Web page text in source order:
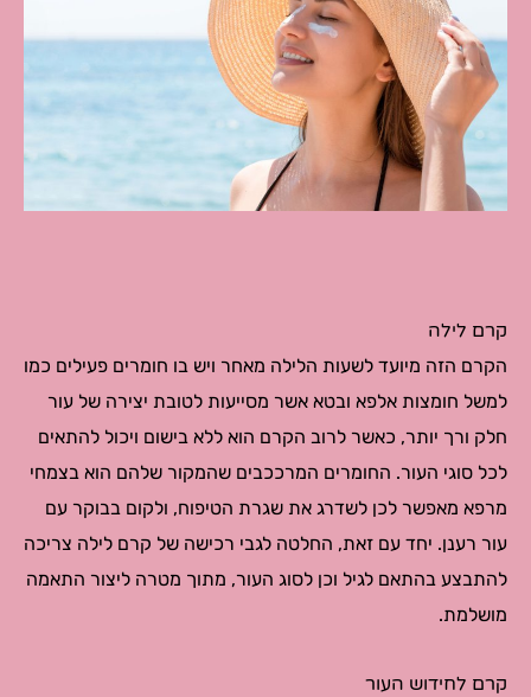
קרם לילה
הקרם הזה מיועד לשעות הלילה מאחר ויש בו חומרים פעילים כמו
למשל חומצות אלפא ובטא אשר מסייעות לטובת יצירה של עור
חלק ורך יותר, כאשר לרוב הקרם הוא ללא בישום ויכול להתאים
לכל סוגי העור. החומרים המרככבים שהמקור שלהם הוא בצמחי
מרפא מאפשר לכן לשדרג את שגרת הטיפוח, ולקום בבוקר עם
עור רענן. יחד עם זאת, החלטה לגבי רכישה של קרם לילה צריכה
להתבצע בהתאם לגיל וכן לסוג העור, מתוך מטרה ליצור התאמה
מושלמת.
קרם לחידוש העור